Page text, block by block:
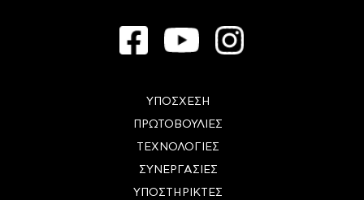
ΥΠΟΣΧΕΣΗ
ΠΡΩΤΟΒΟΥΛΙΕΣ
ΤΕΧΝΟΛΟΓΙΕΣ
ΣΥΝΕΡΓΑΣΙΕΣ
ΥΠΟΣΤΗΡΙΚΤΕΣ